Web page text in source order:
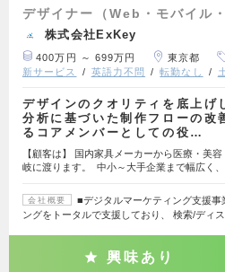
デザイナー（Web・モバイル
株式会社ExKey
400万円 ～ 699万円 東京都
新サービス
英語力不問 転勤なし
デザインのクオリティを底上げ
分析に基づいた制作フローの改
るコアメンバーとしての役…
【顧客は】 国内家具メーカーから医療・美
岐に渡ります。 中小～大手企業まで幅広く
会社概要
■デジタルマーケティング支援事
ングをトータルで支援しており、 検索/ディ
興味あり